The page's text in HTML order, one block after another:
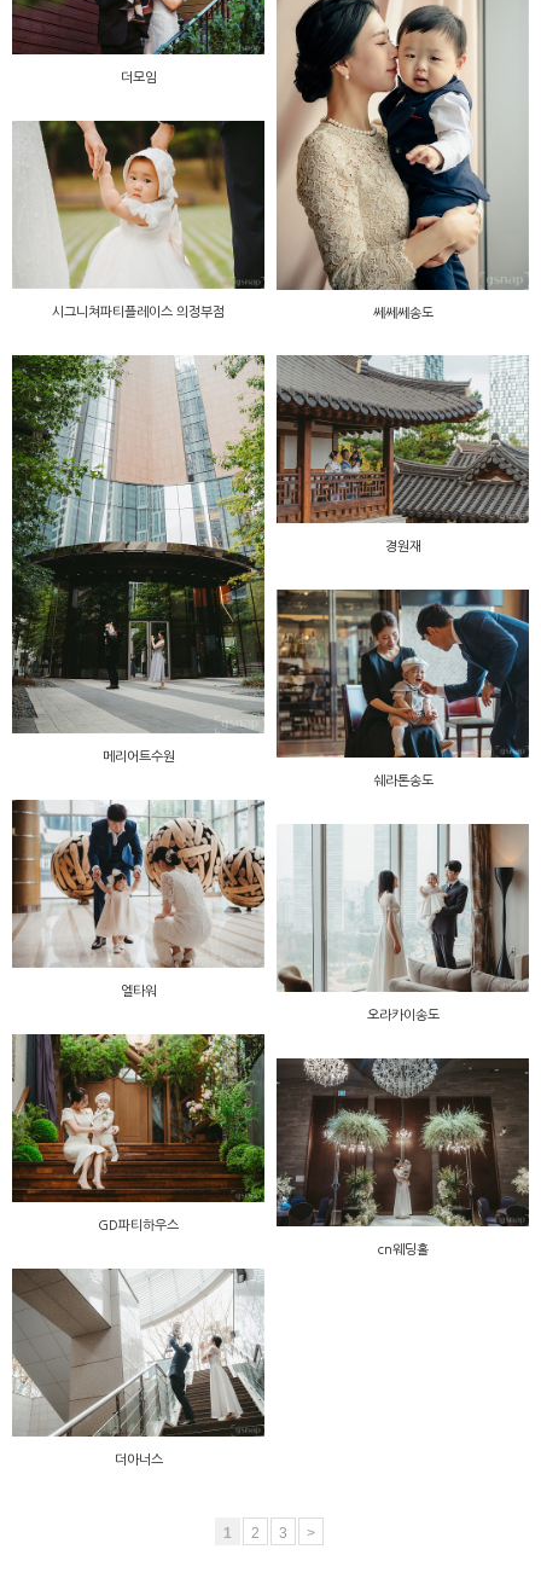
더모임
쎄쎄쎄송도
시그니쳐파티플레이스 의정부점
메리어트수원
경원재
쉐라톤송도
엘타워
오라카이송도
GD파티하우스
cn웨딩홀
더아너스
1 2 3 >